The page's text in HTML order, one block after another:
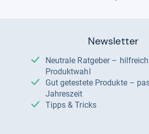
Newsletter
Neutrale Ratgeber – hilfreich für Ihre
Produktwahl
Gut getestete Produkte – passend zur
Jahreszeit
Tipps & Tricks